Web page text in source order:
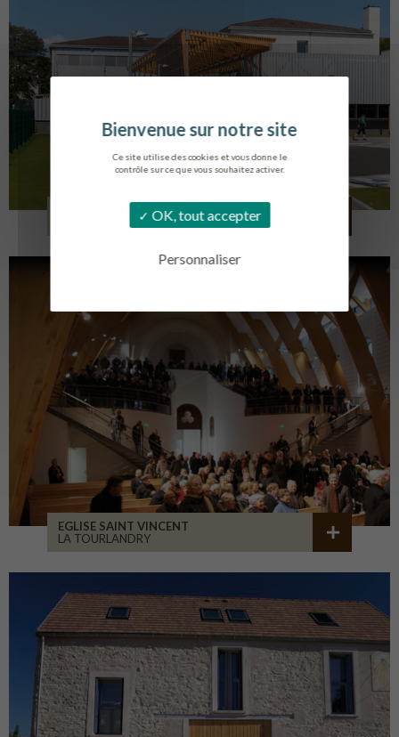
Ce site utilise des cookies et vous donne le
contrôle sur ce que vous souhaitez activer.
OK, tout accepter
Personnaliser
COLLÈGE MONTMORENCY
BOURBONNE-LES-BAINS
EGLISE SAINT VINCENT
LA TOURLANDRY